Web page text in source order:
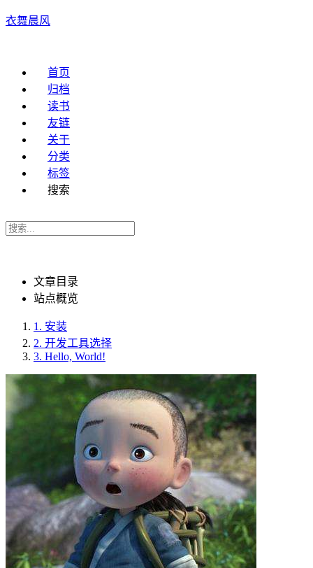
衣舞晨风
首页
归档
读书
友链
关于
分类
标签
搜索
文章目录
站点概览
1. 安装
2. 开发工具选择
3. Hello, World!